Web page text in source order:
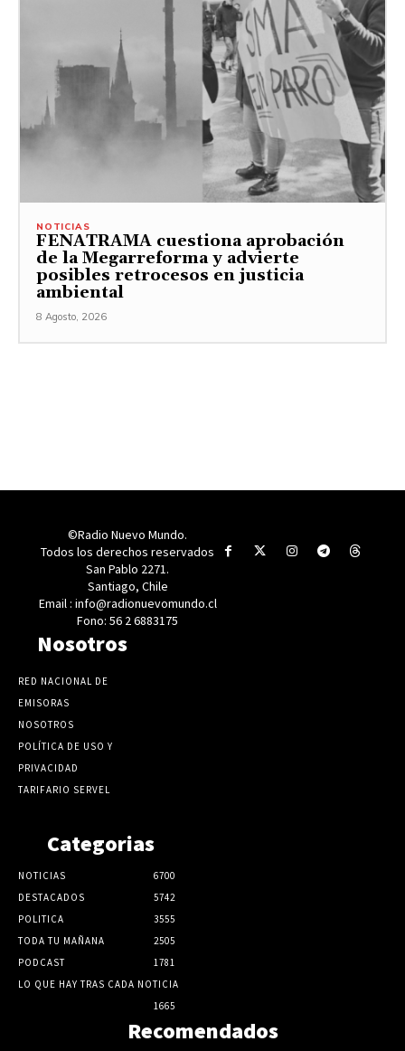
NOTICIAS
FENATRAMA cuestiona aprobación
de la Megarreforma y advierte
posibles retrocesos en justicia
ambiental
8 Agosto, 2026
©Radio Nuevo Mundo.
Todos los derechos reservados
San Pablo 2271.
Santiago, Chile
Email : info@radionuevomundo.cl
Fono: 56 2 6883175
Nosotros
RED NACIONAL DE
EMISORAS
NOSOTROS
POLÍTICA DE USO Y
PRIVACIDAD
TARIFARIO SERVEL
Categorias
NOTICIAS
6700
DESTACADOS
5742
POLITICA
3555
TODA TU MAÑANA
2505
PODCAST
1781
LO QUE HAY TRAS CADA NOTICIA
1665
Recomendados